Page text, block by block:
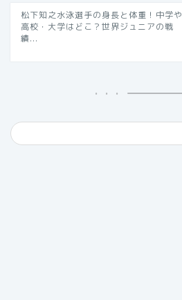
松下知之水泳選手の身長と体重！中学や
高校・大学はどこ？世界ジュニアの戦
績...